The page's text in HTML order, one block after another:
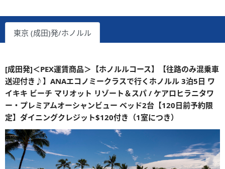
東京 (成田)発/ホノルル
[成田発]＜PEX運賃商品＞【ホノルルコース】【往路のみ混乗車
送迎付き♪】ANAエコノミークラスで行くホノルル 3泊5日 ワ
イキキ ビーチ マリオット リゾート＆スパ / ケアロヒラニタワ
ー・プレミアムオーシャンビュー ベッド2台【120日前予約限
定】ダイニングクレジット$120付き（1室につき）